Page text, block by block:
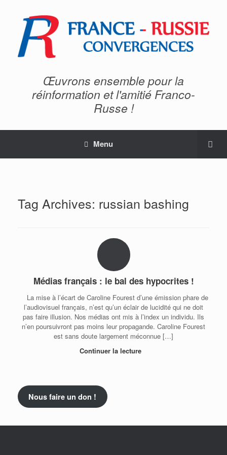
Œuvrons ensemble pour la
réinformation et l'amitié Franco-
Russe !
Menu
Tag Archives: russian bashing
Médias français : le bal des hypocrites !
La mise à l’écart de Caroline Fourest d’une émission phare de
l’audiovisuel français, n’est qu’un éclair de lucidité qui ne doit
pas faire illusion. Nos médias ont mis à l’index un individu. Ils
n’en poursuivront pas moins leur propagande. Caroline Fourest
est sans doute largement méconnue […]
Continuer la lecture
Nous faire un don !